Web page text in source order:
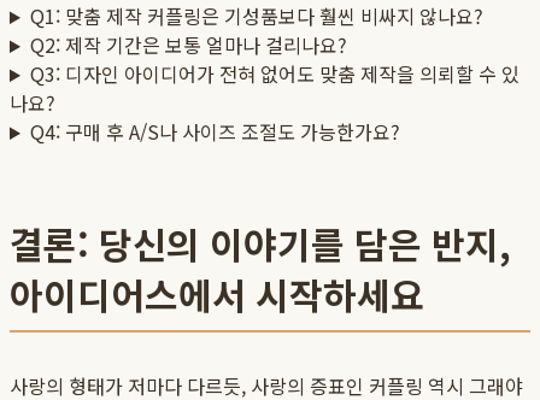
Q1: 맞춤 제작 커플링은 기성품보다 훨씬 비싸지 않나요?
Q2: 제작 기간은 보통 얼마나 걸리나요?
Q3: 디자인 아이디어가 전혀 없어도 맞춤 제작을 의뢰할 수 있
나요?
Q4: 구매 후 A/S나 사이즈 조절도 가능한가요?
결론: 당신의 이야기를 담은 반지,
아이디어스에서 시작하세요
사랑의 형태가 저마다 다르듯, 사랑의 증표인 커플링 역시 그래야